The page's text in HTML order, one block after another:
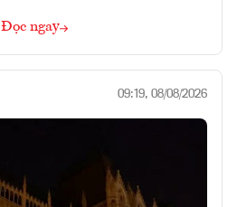
Đọc ngay
09:19, 08/08/2026